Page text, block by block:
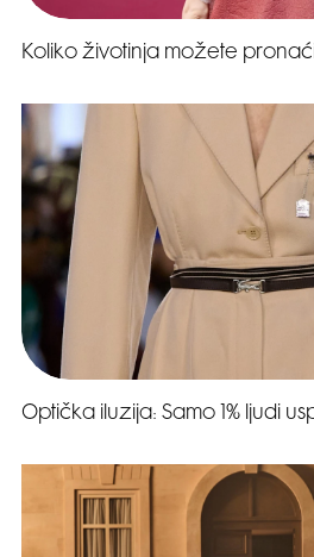
Koliko životinja možete
Optička iluzija: Samo 1% ljudi